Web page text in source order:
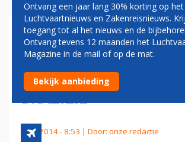
TE WEINIG
VLIEGTUIGSTOELEN
BESCHIKBAAR NAAR
BRAZILIË
5 juli 2014 - 8:53 | Door: onze redactie
Ontvang een jaar lang 30% korting op
Luchtvaartnieuws en Zakenreisnieuws.
toegang tot al het nieuws en de
Ontvang tevens 12 maanden het
Magazine in de mail of op de mat.
Bekijk aanbieding